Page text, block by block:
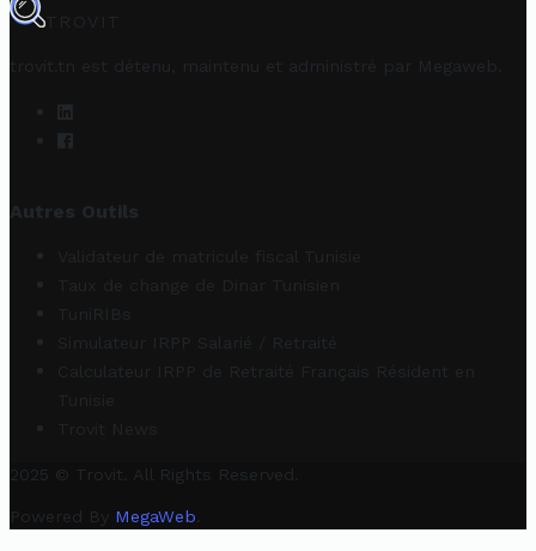
TROVIT
trovit.tn est détenu, maintenu et administré par Megaweb
Autres Outils
Validateur de matricule fiscal Tunisie
Taux de change de Dinar Tunisien
TuniRIBs
Simulateur IRPP Salarié / Retraité
Calculateur IRPP de Retraité Français Résident en
Tunisie
Trovit News
2025 © Trovit. All Rights Reserved.
Powered By MegaWeb